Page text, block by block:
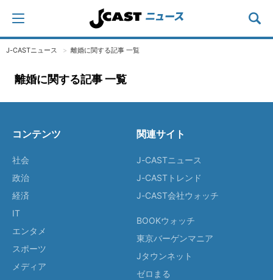
J-CASTニュース 離婚に関する記事 一覧
離婚に関する記事 一覧
コンテンツ
社会
政治
経済
IT
エンタメ
スポーツ
メディア
関連サイト
J-CASTニュース
J-CASTトレンド
J-CAST会社ウォッチ
BOOKウォッチ
東京バーゲンマニア
Jタウンネット
ゼロまる